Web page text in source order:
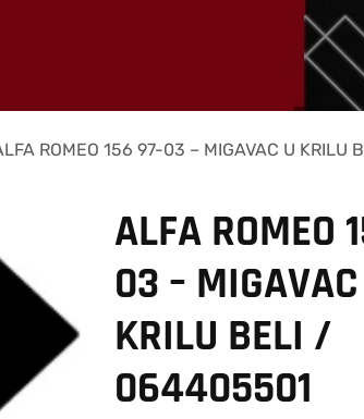
ROMEO 156 97-03 – MIGAVAC U KRILU
ALFA ROMEO
03 –
KRILU BELI /
064405501